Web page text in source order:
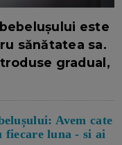
este
sănătatea sa.
gradual,
Avem cate
luna - si ai